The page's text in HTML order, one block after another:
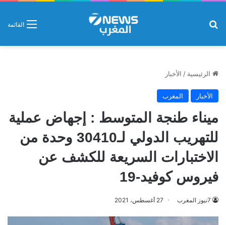
القائمة
الرئيسية / الأخبار
الأخبار المغرب
ميناء طنجة المتوسط : إجهاض عملية
للتهريب الدولي لـ30410 وحدة من
الاختبارات السريعة للكشف عن
فيروس كوفيد-19
7نيوز المغرب 27 أغسطس، 2021